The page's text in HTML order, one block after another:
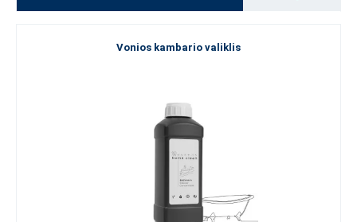
Vonios kambario valiklis